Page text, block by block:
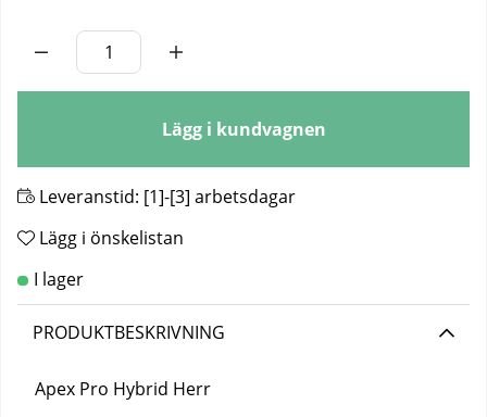
Lägg i kundvagnen
Leveranstid: [1]-[3] arbetsdagar
Lägg i önskelistan
PRODUKTBESKRIVNING
Apex Pro Hybrid Herr